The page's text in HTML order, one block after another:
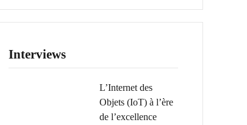
Interviews
L’Internet des
Objets (IoT) à l’ère
de l’excellence